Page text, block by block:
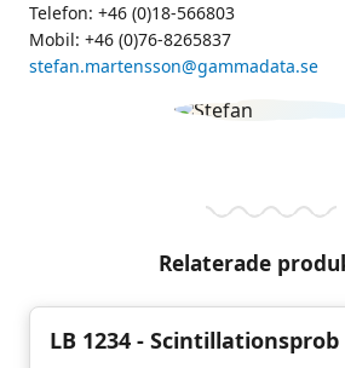
Telefon: +46 (0)18-566803
Mobil: +46 (0)76-8265837
stefan.martensson@gammadata.se
Relaterade
LB 1234 - Scintillationsprob